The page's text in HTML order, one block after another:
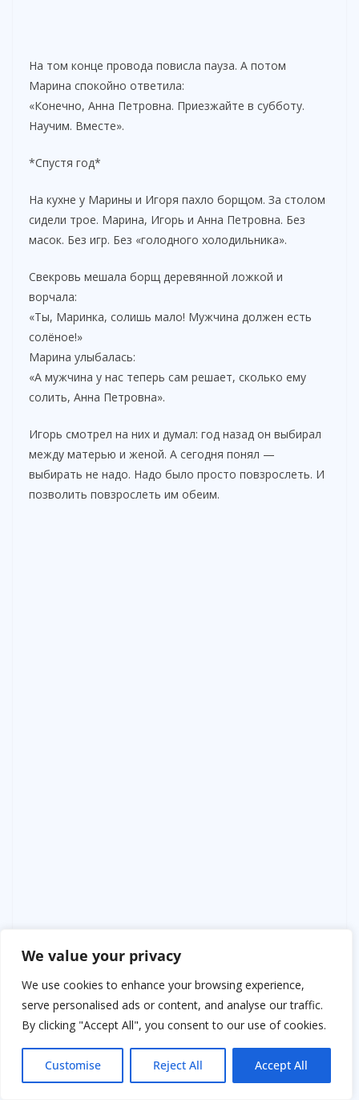
We value your privacy
We use cookies to enhance your browsing experience,
serve personalised ads or content, and analyse our traffic.
By clicking "Accept All", you consent to our use of cookies.
Customise Reject All Accept All
На том конце провода повисла пауза. А потом
Марина спокойно ответила:
«Конечно, Анна Петровна. Приезжайте в субботу.
Научим. Вместе».
*Спустя год*
На кухне у Марины и Игоря пахло борщом. За столом
сидели трое. Марина, Игорь и Анна Петровна. Без
масок. Без игр. Без «голодного холодильника».
Свекровь мешала борщ деревянной ложкой и
ворчала:
«Ты, Маринка, солишь мало! Мужчина должен есть
солёное!»
Марина улыбалась:
«А мужчина у нас теперь сам решает, сколько ему
солить, Анна Петровна».
Игорь смотрел на них и думал: год назад он выбирал
между матерью и женой. А сегодня понял —
выбирать не надо. Надо было просто повзрослеть. И
позволить повзрослеть им обеим.
Марина незаметно положила руку ему на колено под
столом. Он накрыл её своей.
А Анна Петровна, помешивая борщ, вдруг сказала:
«Знаете что, дети… А платье у тебя, Маринка,